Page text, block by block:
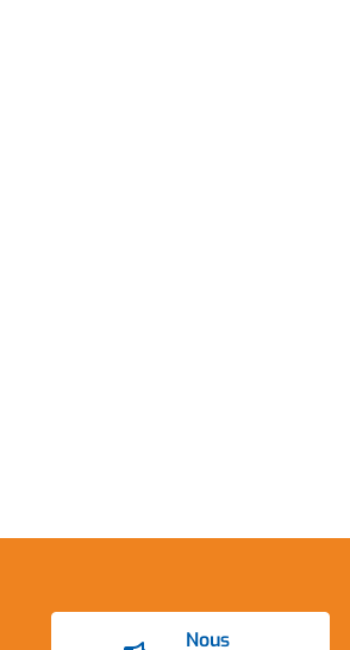
Nous